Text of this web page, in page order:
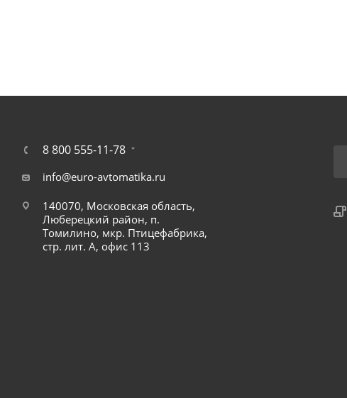
8 800 555-11-78
info@euro-avtomatika.ru
140070, Московская область,
Люберецкий район, п.
Томилино, мкр. Птицефабрика,
стр. лит. А, офис 113